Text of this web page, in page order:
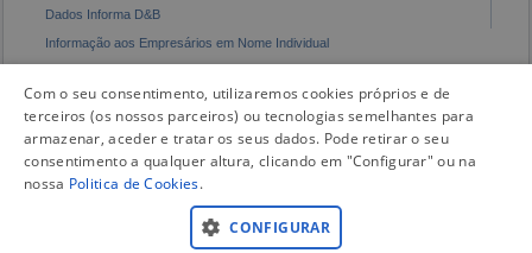
Dados Informa D&B
Informação aos Empresários em Nome Individual
Com o seu consentimento, utilizaremos cookies próprios e de
terceiros (os nossos parceiros) ou tecnologias semelhantes para
armazenar, aceder e tratar os seus dados. Pode retirar o seu
consentimento a qualquer altura, clicando em "Configurar" ou na
nossa Politica de Cookies.
CONFIGURAR